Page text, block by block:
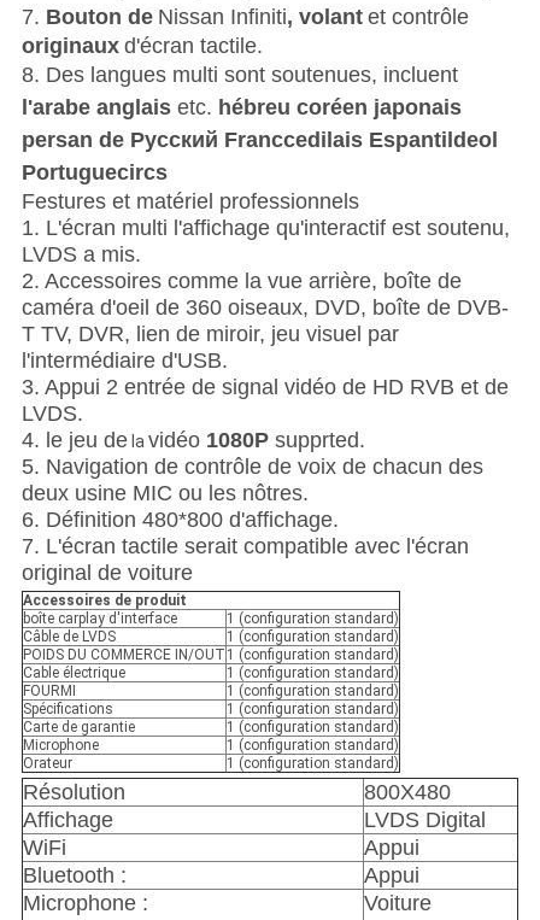
7. Bouton de Nissan Infiniti, volant et contrôle
originaux d'écran tactile.
8. Des langues multi sont soutenues, incluent
l'arabe anglaisetc. hébreu coréen japonais
persan de Pусский Franccedilais Espantildeol
Portuguecircs
Festures et matériel professionnels
1. L'écran multi l'affichage qu'interactif est soutenu,
LVDS a mis.
2. Accessoires comme la vue arrière, boîte de
caméra d'oeil de 360 oiseaux, DVD, boîte de DVB-
T TV, DVR, lien de miroir, jeu visuel par
l'intermédiaire d'USB.
3. Appui 2 entrée de signal vidéo de HD RVB et de
LVDS.
4. le jeu delavidéo 1080Psupprted.
5. Navigation de contrôle de voix de chacun des
deux usine MIC ou les nôtres.
6. Définition 480*800 d'affichage.
7. L'écran tactile serait compatible avec l'écran
original de voiture
Accessoires de produit
boîte carplay d'interface
1 (configuration standard)
Câble de LVDS
1 (configuration standard)
POIDS DU COMMERCE IN/OUT 1 (configuration standard)
Cable électrique
1 (configuration standard)
FOURMI
1 (configuration standard)
Spécifications
1 (configuration standard)
Carte de garantie
1 (configuration standard)
Microphone
1 (configuration standard)
Orateur
1 (configuration standard)
Résolution
800X480
Affichage
LVDS Digital
WiFi
Appui
Bluetooth :
Appui
Microphone :
Voiture